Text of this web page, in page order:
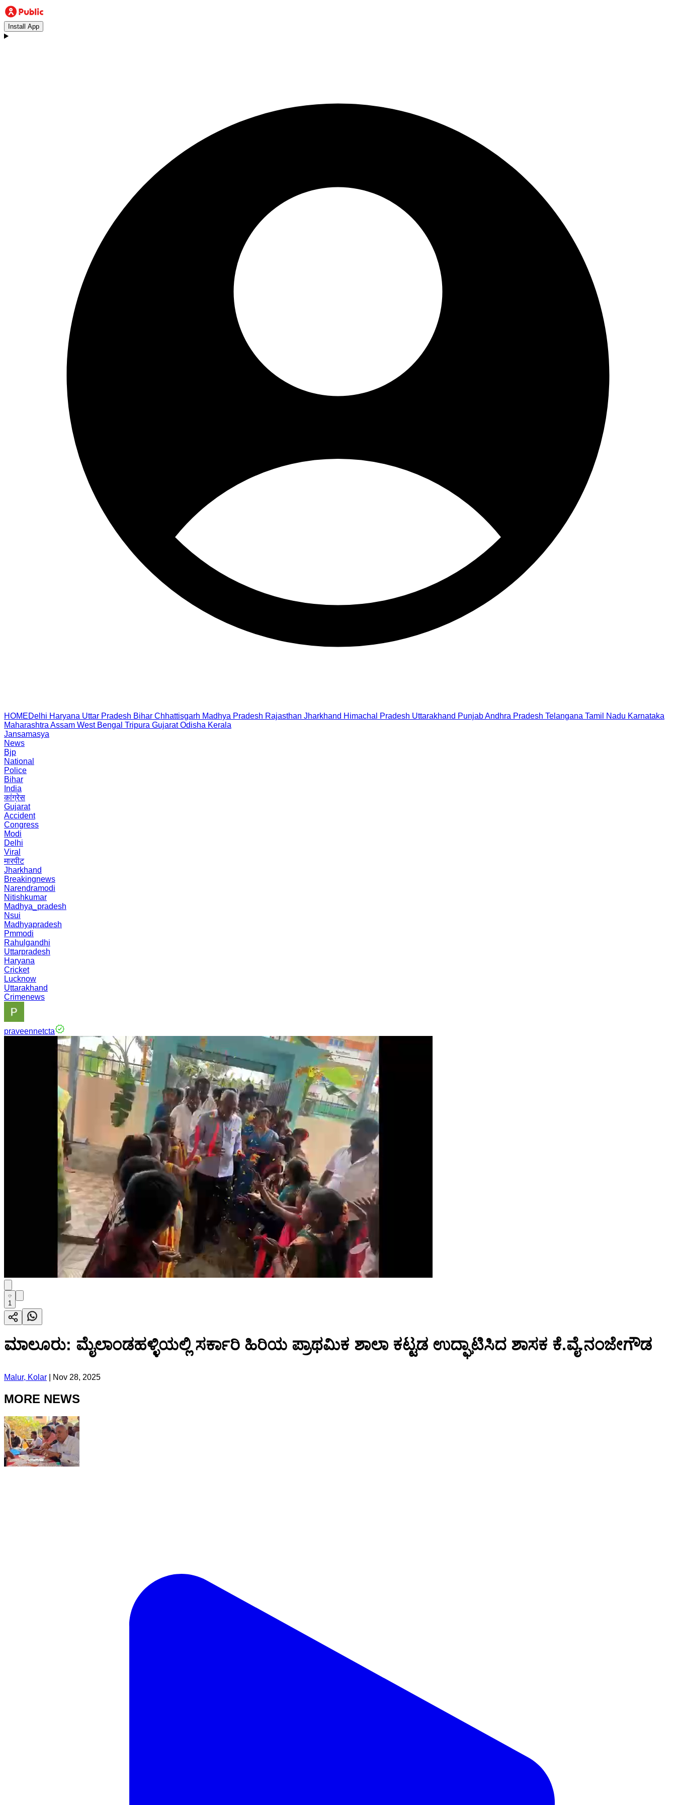
Install App
HOMEDelhi Haryana Uttar Pradesh Bihar Chhattisgarh Madhya Pradesh Rajasthan Jharkhand Himachal Pradesh Uttarakhand PunjabAndhra Pradesh Telangana Tamil Nadu Karnataka
Maharashtra Assam West Bengal Tripura Gujarat Odisha Kerala
Jansamasya
News
Bjp
National
Police
Bihar
India
कांग्रेस
Gujarat
Accident
Congress
Modi
Delhi
Viral
मारपीट
Jharkhand
Breakingnews
Narendramodi
Nitishkumar
Madhya_pradesh
Nsui
Madhyapradesh
Pmmodi
Rahulgandhi
Uttarpradesh
Haryana
Cricket
Lucknow
Uttarakhand
Crimenews
praveennetcta
1
ಮಾಲೂರು: ಮೈಲಾಂಡಹಳ್ಳಿಯಲ್ಲಿ ಸರ್ಕಾರಿ ಹಿರಿಯ ಪ್ರಾಥಮಿಕ ಶಾಲಾ ಕಟ್ಟಡ ಉದ್ಘಾಟಿಸಿದ ಶಾಸಕ ಕೆ.ವೈ.ನಂಜೇಗೌಡ
Malur, Kolar Nov 28, 2025
MORE NEWS